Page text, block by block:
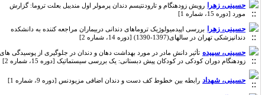
حسینی، زهرا رویش زودهنگام و تارودنتیسم دندان پرمولر اول مندیبل بعلت تروما: گزارش
مورد [دوره 15، شماره 1]
حسینی، زهرا بررسی اپیدمیولوژیک تروماهای دندانی دربیماران مراجعه کننده به دانشکده
دندانپزشکی تهران در سالهای(1397-1390) [دوره 14، شماره 2]
حسینی، سپیده تأثیر دانش مادر در مورد بهداشت دهان و دندان در جلوگیری از پوسیدگی های
زودهنگام دوران کودکی در کودکان پیش دبستانی: یک بررسی سیستماتیک [دوره 15، شماره 2]
حسینی، شهداد رابطه بین خطوط کف دست و دندان اضافی مزیودنس [دوره 9، شماره 1]